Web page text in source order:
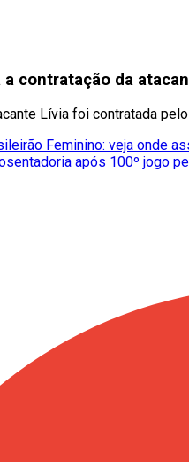
contratação da
Lívia foi contratada
Feminino: veja onde
após 100º jogo